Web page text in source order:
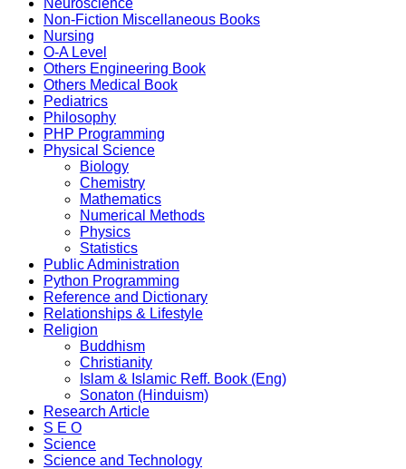
Neuroscience
Non-Fiction Miscellaneous Books
Nursing
O-A Level
Others Engineering Book
Others Medical Book
Pediatrics
Philosophy
PHP Programming
Physical Science
Biology
Chemistry
Mathematics
Numerical Methods
Physics
Statistics
Public Administration
Python Programming
Reference and Dictionary
Relationships & Lifestyle
Religion
Buddhism
Christianity
Islam & Islamic Reff. Book (Eng)
Sonaton (Hinduism)
Research Article
S E O
Science
Science and Technology